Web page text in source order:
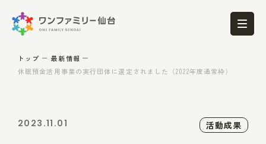
トップ
最新情報
休眠預金活用事業の実行団体に選定されました（2022年度通常枠）
2023.11.01 活動成果